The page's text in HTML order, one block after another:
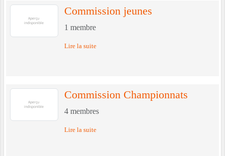
Commission jeunes
1 membre
Lire la suite
Commission Championnats
4 membres
Lire la suite